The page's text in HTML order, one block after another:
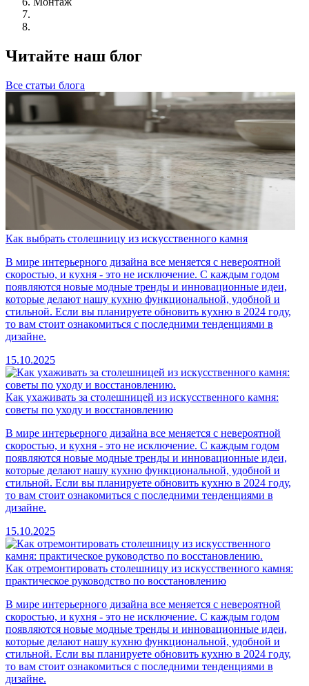
Читайте наш блог
Все статьи блога
Как выбрать столешницу из искусственного камня
В мире интерьерного дизайна все меняется с невероятной
скоростью, и кухня - это не исключение. С каждым годом
появляются новые модные тренды и инновационные идеи,
которые делают нашу кухню функциональной, удобной и
стильной. Если вы планируете обновить кухню в 2024 году,
то вам стоит ознакомиться с последними тенденциями в
дизайне.
15.10.2025
Как ухаживать за столешницей из искусственного камня:
советы по уходу и восстановлению
В мире интерьерного дизайна все меняется с невероятной
скоростью, и кухня - это не исключение. С каждым годом
появляются новые модные тренды и инновационные идеи,
которые делают нашу кухню функциональной, удобной и
стильной. Если вы планируете обновить кухню в 2024 году,
то вам стоит ознакомиться с последними тенденциями в
дизайне.
15.10.2025
Как отремонтировать столешницу из искусственного камня:
практическое руководство по восстановлению
В мире интерьерного дизайна все меняется с невероятной
скоростью, и кухня - это не исключение. С каждым годом
появляются новые модные тренды и инновационные идеи,
которые делают нашу кухню функциональной, удобной и
стильной. Если вы планируете обновить кухню в 2024 году,
то вам стоит ознакомиться с последними тенденциями в
дизайне.